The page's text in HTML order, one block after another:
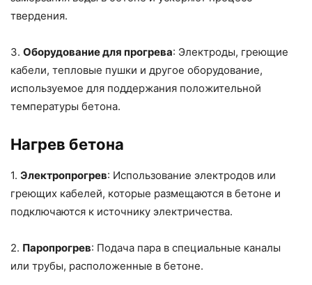
твердения.
3. Оборудование для прогрева: Электроды, греющие
кабели, тепловые пушки и другое оборудование,
используемое для поддержания положительной
температуры бетона.
Нагрев бетона
1. Электропрогрев: Использование электродов или
греющих кабелей, которые размещаются в бетоне и
подключаются к источнику электричества.
2. Паропрогрев: Подача пара в специальные каналы
или трубы, расположенные в бетоне.